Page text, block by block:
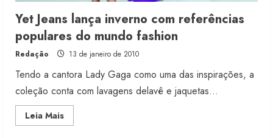
Yet Jeans lança inverno com referências
populares do mundo fashion
Redação 13 de janeiro de 2010
Tendo a cantora Lady Gaga como uma das inspirações, a
coleção conta com lavagens delavê e jaquetas...
Leia MaisRead
more
Projeto testa passaporte digital na
moda nacional
4 de agosto de 2026